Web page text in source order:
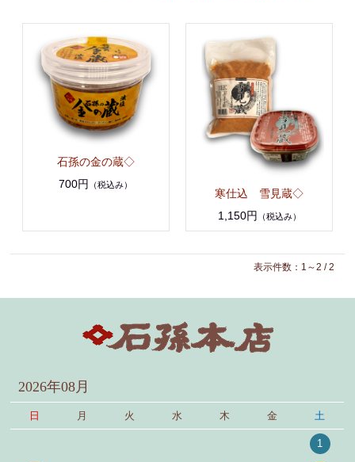
石孫の金の蔵◇
700円
（税込み）
寒仕込 雪見蔵◇
1,150円 （税込み）
表示件数：1～2 / 2
2026年08月
日 月 火 水 木 金 土
1